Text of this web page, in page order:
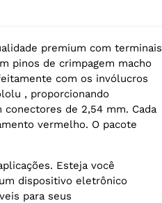
premium com terminais
pinos de crimpagem macho
com os invólucros
, proporcionando
de 2,54 mm. Cada
vermelho. O pacote
Esteja você
dispositivo eletrônico
para seus